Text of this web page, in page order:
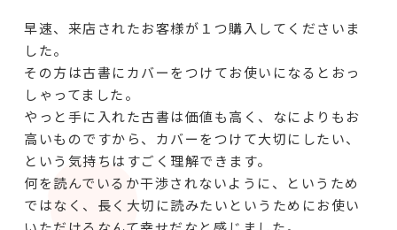
早速、来店されたお客様が１つ購入してくださいま
した。
その方は古書にカバーをつけてお使いになるとおっ
しゃってました。
やっと手に入れた古書は価値も高く、なによりもお
高いものですから、カバーをつけて大切にしたい、
という気持ちはすごく理解できます。
何を読んでいるか干渉されないように、というため
ではなく、長く大切に読みたいというためにお使い